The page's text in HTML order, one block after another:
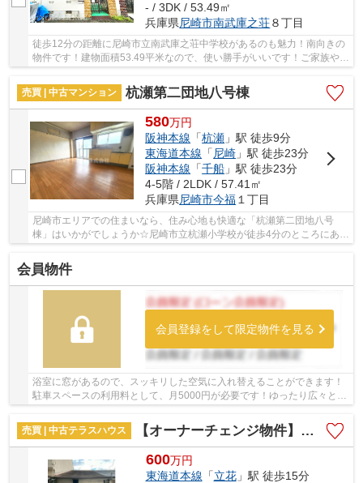
- / 3DK / 53.49㎡
兵庫県尼崎市南武庫之荘８丁目
徒歩12分の距離に尼崎市立南武庫之荘中学校があるのも魅力！南向きの
物件です！建物面積53.49平米なので、使い勝手がいいです！ご家族やパ
売買 | 中古マンション
杭瀬第二団地八号棟
580万円
阪神本線 「杭瀬 」駅 徒歩9分
東海道本線 「 尼崎 」駅 徒歩23分
阪神本線 「千船 」駅 徒歩23分
4-5階 / 2LDK / 57.41㎡
兵庫県尼崎市今福 １丁目
尼崎市エリアでの住まいなら、住み心地も快適な「杭瀬第二団地八号
棟」はいかがでしょうか☆尼崎市立杭瀬小学校が徒歩4分のところにあ
会員物件
会員登録をして限定物件を見る
浴室に窓があるので、スッキリした空気に入れ替えることができます！
駐車スペースの利用料として、月5000円が必要です！ゆったり広々とし
た2LDKでのんびりした生活がおくれます！防犯...
売買 | 中古テラスハウス
【オーナーチェンジ物件】立花テラスハウス
600万円
東海道本線 「立花」駅 徒歩15分